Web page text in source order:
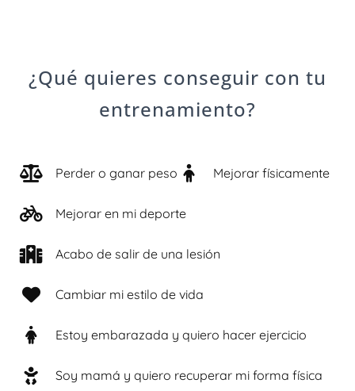
¿Qué quieres conseguir con tu
entrenamiento?
Perder o ganar peso Mejorar físicamente
Mejorar en mi deporte
Acabo de salir de una lesión
Cambiar mi estilo de vida
Estoy embarazada y quiero hacer ejercicio
Soy mamá y quiero recuperar mi forma física